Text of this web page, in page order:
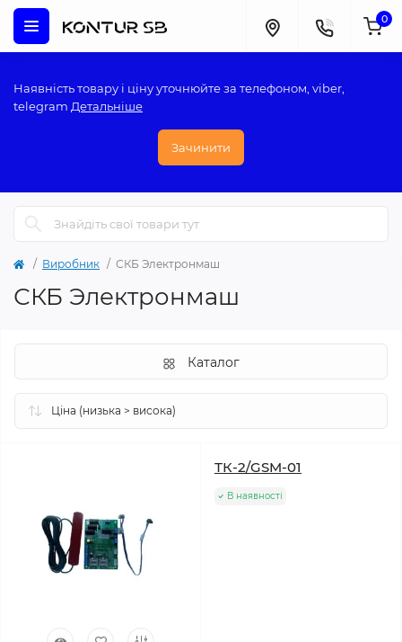
Наявність товару і ціну уточнюйте за телефоном, viber,
telegram Детальніше
Зачинити
0
Виробник СКБ Электронмаш
СКБ Электронмаш
Каталог
ТК-2/GSM-01
В наявності